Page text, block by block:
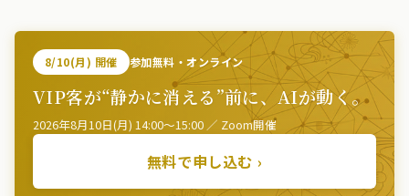
8/10(月) 開催 参加無料・オンライン
VIP客が“静かに消える”前に、AIが動く。
2026年8月10日(月) 14:00〜15:00 ／ Zoom開催
無料で申し込む ›